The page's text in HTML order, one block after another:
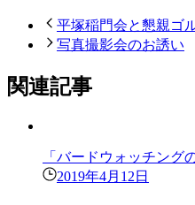
平塚稲門会と懇親ゴ
写真撮影会のお誘い
関連記事
「バードウォッチング
2019年4月12日